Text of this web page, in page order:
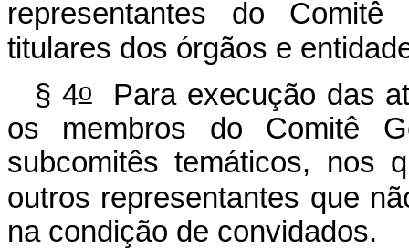
representantes do
titulares dos órgãos e
§ 4oPara execução das
os membros do Comitê
subcomitês temáticos, nos
outros representantes que
na condição de convidados.